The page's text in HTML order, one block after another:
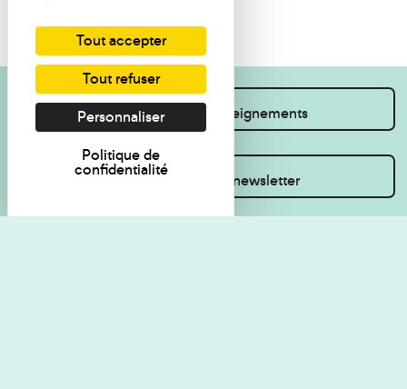
Je souhaite des renseignements
Inscrivez-vous à la newsletter
Tout accepter
Tout refuser
Personnaliser
Politique de
confidentialité